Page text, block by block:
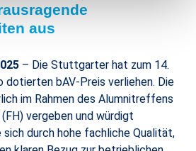
aus
– Die Stuttgarter hat zum 14.
dotierten bAV-Preis verliehen. Die
im Rahmen des Alumnitreffens
vergeben und würdigt
durch hohe fachliche Qualität,